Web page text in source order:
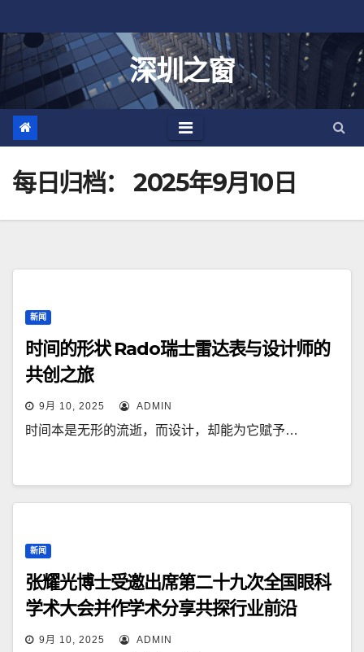
至
深圳之窗
每日归档： 2025年9月10日
新闻
时间的形状 Rado瑞士雷达表与设计师的
共创之旅
9月 10, 2025 ADMIN
时间本是无形的流逝，而设计，却能为它赋予…
新闻
张耀光博士受邀出席第二十九次全国眼科
学术大会并作学术分享共探行业前沿
9月 10, 2025 ADMIN